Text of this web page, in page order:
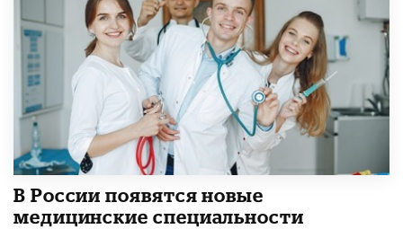
В России появятся новые
медицинские специальности